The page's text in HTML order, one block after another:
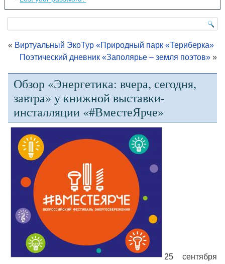
« Виртуальный ЭкоТур «Природный парк «Териберка»
Поэтический дневник «Заполярье – земля поэтов»»
Обзор «Энергетика: вчера, сегодня,
завтра» у книжной выставки-
инсталляции «#ВместеЯрче»
25 сентября